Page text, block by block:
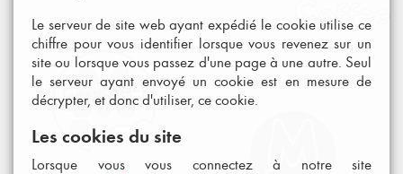
Le serveur de site web ayant expédié le cookie utilise ce
chiffre pour vous identifier lorsque vous revenez sur un
site ou lorsque vous passez d'une page à une autre. Seul
le serveur ayant envoyé un cookie est en mesure de
décrypter, et donc d'utiliser, ce cookie.
Les cookies du site
Lorsque vous vous connectez à notre site